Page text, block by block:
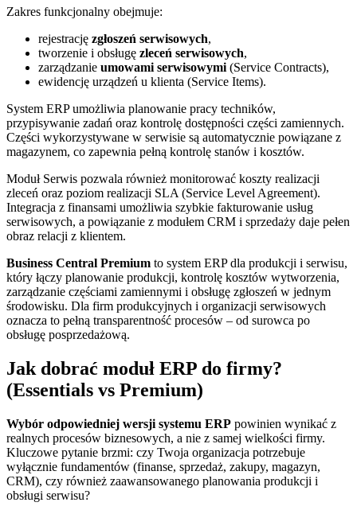
Zakres funkcjonalny obejmuje:
rejestrację zgłoszeń serwisowych,
tworzenie i obsługę zleceń serwisowych,
zarządzanie umowami serwisowymi (Service Contracts),
ewidencję urządzeń u klienta (Service Items).
System ERP umożliwia planowanie pracy techników,
przypisywanie zadań oraz kontrolę dostępności części zamiennych.
Części wykorzystywane w serwisie są automatycznie powiązane z
magazynem, co zapewnia pełną kontrolę stanów i kosztów.
Moduł Serwis pozwala również monitorować koszty realizacji
zleceń oraz poziom realizacji SLA (Service Level Agreement).
Integracja z finansami umożliwia szybkie fakturowanie usług
serwisowych, a powiązanie z modułem CRM i sprzedaży daje pełen
obraz relacji z klientem.
Business Central Premium to system ERP dla produkcji i serwisu,
który łączy planowanie produkcji, kontrolę kosztów wytworzenia,
zarządzanie częściami zamiennymi i obsługę zgłoszeń w jednym
środowisku. Dla firm produkcyjnych i organizacji serwisowych
oznacza to pełną transparentność procesów – od surowca po
obsługę posprzedażową.
Jak dobrać moduł ERP do firmy?
(Essentials vs Premium)
Wybór odpowiedniej wersji systemu ERP powinien wynikać z
realnych procesów biznesowych, a nie z samej wielkości firmy.
Kluczowe pytanie brzmi: czy Twoja organizacja potrzebuje
wyłącznie fundamentów (finanse, sprzedaż, zakupy, magazyn,
CRM), czy również zaawansowanego planowania produkcji i
obsługi serwisu?